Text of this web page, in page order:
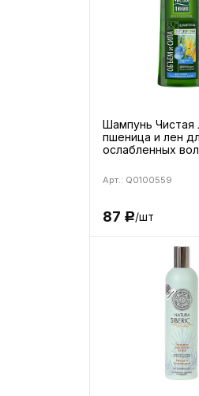
Шампунь Чистая
пшеница и лен
ослабленных
Арт.: Q0100559
87 Р/шт